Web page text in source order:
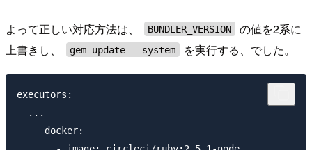
よって正しい対応方法は、 BUNDLER_VERSION
の値を2系に
上書きし、
gem update --system を実行する、でした。
executors:
  ...
     docker: